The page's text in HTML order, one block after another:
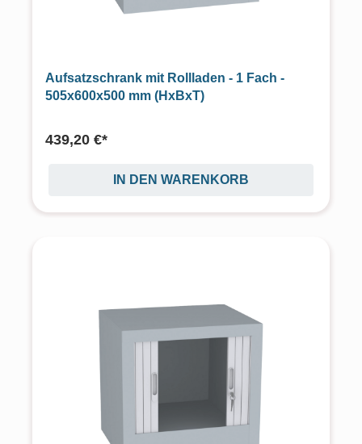
Aufsatzschrank mit Rollladen - 1 Fach -
505x600x500 mm (HxBxT)
439,20 €*
IN DEN WARENKORB